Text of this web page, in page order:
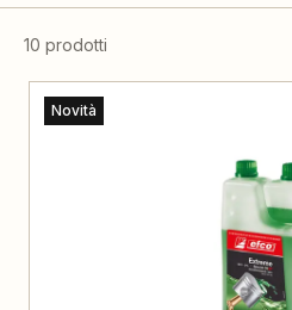
10 prodotti
Novità